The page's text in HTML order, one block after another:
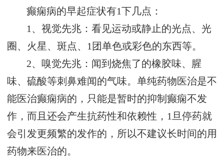
癫痫病的早起症状有1下几点：
1、视觉先兆：看见运动或静止的光点、光
圈、火星、斑点、1团单色或彩色的东西等。
2、嗅觉先兆：闻到烧焦了的橡胶味、腥
味、硫酸等刺鼻难闻的气味。单纯药物医治是不
能医治癫痫病的，只能是暂时的抑制癫痫不发
作，而且还会产生抗药性和依赖性，1旦停药就
会引发更频繁的发作的，所以不建议长时间的用
药物来医治的。